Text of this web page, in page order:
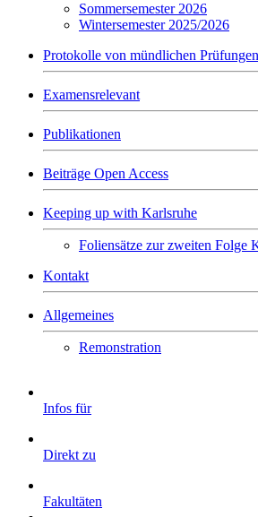
Sommersemester 2026
Wintersemester 2025/2026
Protokolle von mündlichen Prüfungen
Examensrelevant
Publikationen
Beiträge Open Access
Keeping up with Karlsruhe
Foliensätze zur zweiten
Kontakt
Allgemeines
Remonstration
Infos für
Direkt zu
Fakultäten